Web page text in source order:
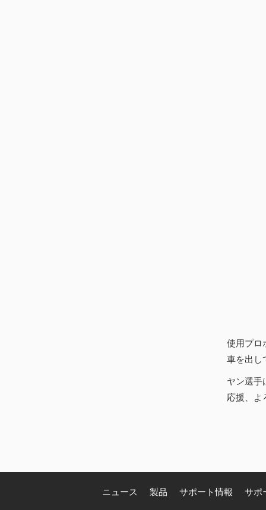
使用プロ
車を出し
ヤン選手
応援、よ
ニュース 製品 サポート情報 サポ